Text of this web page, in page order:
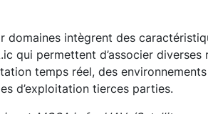
domaines intègrent des
qui permettent d’associer diverses
temps réel, des
d’exploitation tierces parties.